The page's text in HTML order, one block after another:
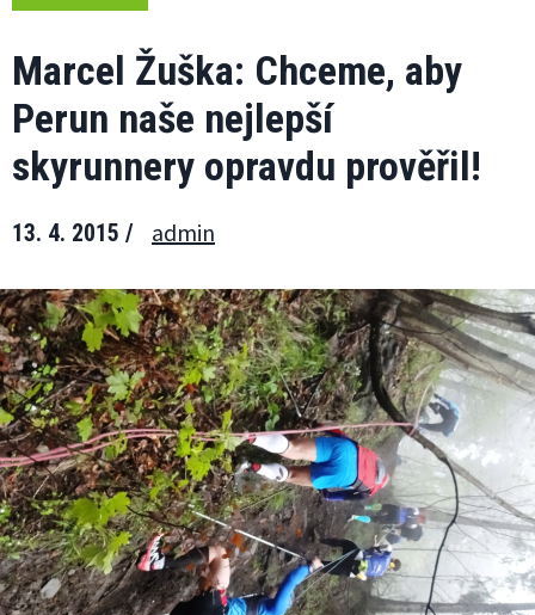
Marcel Žuška: Chceme, aby
Perun naše nejlepší
skyrunnery opravdu prověřil!
13. 4. 2015 / admin